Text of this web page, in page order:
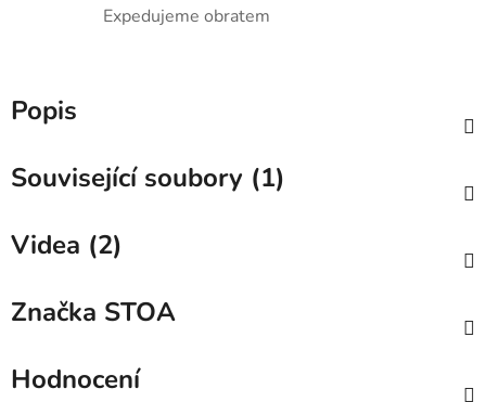
Expedujeme obratem
Popis
Související soubory (1)
Videa (2)
Značka STOA
Hodnocení